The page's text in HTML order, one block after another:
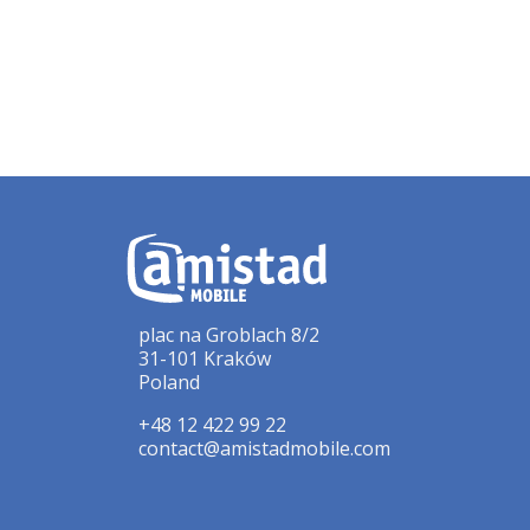
plac na Groblach 8/2
31-101 Kraków
Poland
+48 12 422 99 22
contact@amistadmobile.com